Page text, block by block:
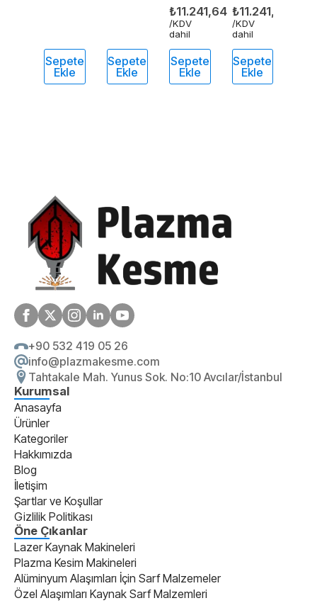
Sepete
Ekle
Sepete
Ekle
₺11.241,64
/KDV
dahil
Sepete
Ekle
₺11.241,64
/KDV
dahil
Sepete
Ekle
+90 532 419 05 26
info@plazmakesme.com
Tahtakale Mah. Yunus Sok. No:10 Avcılar/İstanbul
Kurumsal
Anasayfa
Ürünler
Kategoriler
Hakkımızda
Blog
İletişim
Şartlar ve Koşullar
Gizlilik Politikası
Öne Çıkanlar
Lazer Kaynak Makineleri
Plazma Kesim Makineleri
Alüminyum Alaşımları İçin Sarf Malzemeler
Özel Alaşımları Kaynak Sarf Malzemleri